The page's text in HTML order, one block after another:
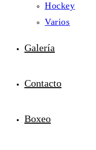
Hockey
Varios
Galería
Contacto
Boxeo